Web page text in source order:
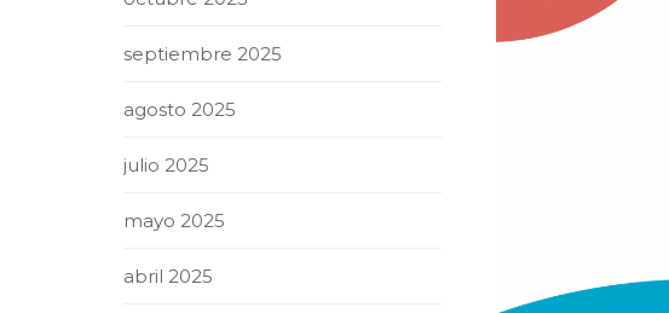
septiembre 2025
agosto 2025
julio 2025
mayo 2025
abril 2025